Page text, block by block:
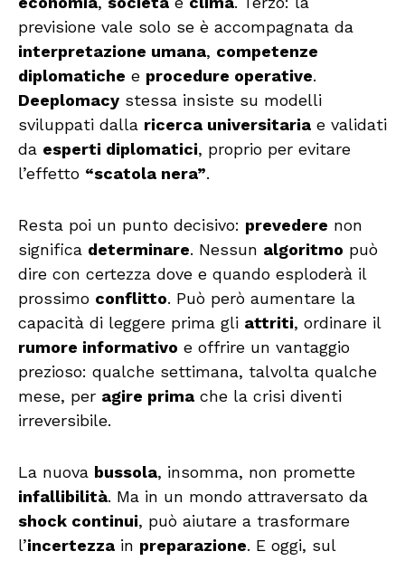
previsione vale solo se è accompagnata da
interpretazione umana, competenze
diplomatiche e procedure operative.
Deeplomacy stessa insiste su modelli
sviluppati dalla ricerca universitaria e validati
da esperti diplomatici, proprio per evitare
l’effetto “scatola nera”.
Resta poi un punto decisivo: prevedere non
significa determinare. Nessun algoritmo può
dire con certezza dove e quando esploderà il
prossimo conflitto. Può però aumentare la
capacità di leggere prima gli attriti, ordinare il
rumore informativo e offrire un vantaggio
prezioso: qualche settimana, talvolta qualche
mese, per agire prima che la crisi diventi
irreversibile.
La nuova bussola, insomma, non promette
infallibilità. Ma in un mondo attraversato da
shock continui, può aiutare a trasformare
l’incertezza in preparazione. E oggi, sul